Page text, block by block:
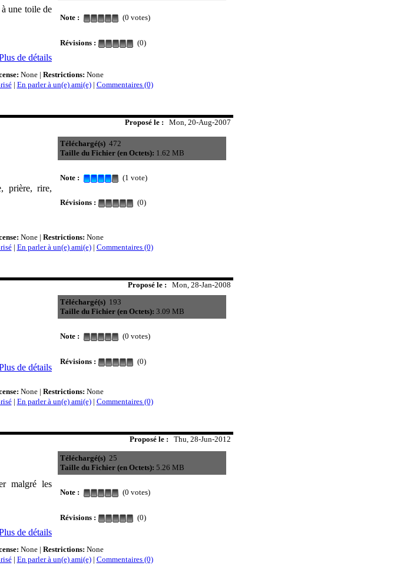
une toile de
de détails
Note : (0 votes)
Révisions : (0)
None | Restrictions: None
| En parler à un(e) ami(e)| Commentaires (0)
Proposé le : Mon, 20-Aug-2007
prière, rire,
Téléchargé(s) 472
Taille du Fichier (en Octets): 1.62 MB
Note : (1 vote)
Révisions : (0)
None | Restrictions: None
| En parler à un(e) ami(e)| Commentaires (0)
Proposé le : Mon, 28-Jan-2008
de détails
Téléchargé(s) 193
Taille du Fichier (en Octets): 3.09 MB
Note : (0 votes)
Révisions : (0)
None | Restrictions: None
| En parler à un(e) ami(e)| Commentaires (0)
Proposé le : Thu, 28-Jun-2012
malgré les
de détails
Téléchargé(s) 25
Taille du Fichier (en Octets): 5.26 MB
Note : (0 votes)
Révisions : (0)
None | Restrictions: None
| En parler à un(e) ami(e)| Commentaires (0)